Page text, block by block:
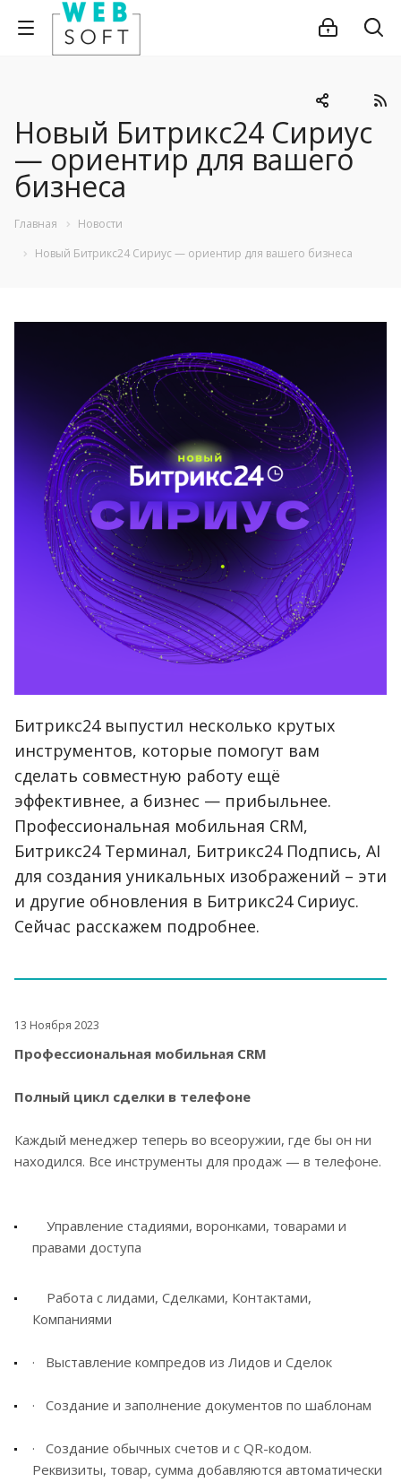
Новый Битрикс24 Сириус
— ориентир для вашего
бизнеса
Главная
Новости
Новый Битрикс24 Сириус — ориентир для вашего бизнеса
Битрикс24 выпустил несколько крутых
инструментов, которые помогут вам
сделать совместную работу ещё
эффективнее, а бизнес — прибыльнее.
Профессиональная мобильная CRM,
Битрикс24 Терминал, Битрикс24 Подпись, AI
для создания уникальных изображений – эти
и другие обновления в Битрикс24 Сириус.
Сейчас расскажем подробнее.
13 Ноября 2023
Профессиональная мобильная CRM
Полный цикл сделки в телефоне
Каждый менеджер теперь во всеоружии, где бы он ни
находился. Все инструменты для продаж — в телефоне.
Управление стадиями, воронками, товарами и
правами доступа
Работа с лидами, Сделками, Контактами,
Компаниями
· Выставление компредов из Лидов и Сделок
· Создание и заполнение документов по шаблонам
· Создание обычных счетов и с QR-кодом.
Реквизиты, товар, сумма добавляются автоматически